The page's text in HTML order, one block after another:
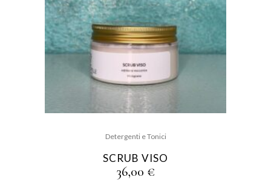
Detergenti e Tonici
SCRUB VISO
36,00 €